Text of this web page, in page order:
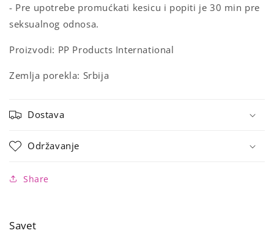
- Pre upotrebe promućkati kesicu i popiti je 30 min pre
seksualnog odnosa.
Proizvodi: PP Products International
Zemlja porekla: Srbija
Dostava
Održavanje
Share
Savet